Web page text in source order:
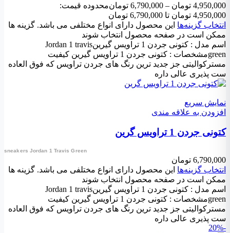
4,950,000 تومان –
6,790,000 تومانمحدوده قیمت:
4,950,000 تومان تا 6,790,000 تومان
انتخاب گزینه‌ها این محصول دارای انواع مختلفی می باشد. گزینه ها
ممکن است در صفحه محصول انتخاب شوند
اسم مدل : کتونی جردن 1 تراویس گیرینJordan 1 travis
greenمشخصات : کتونی جردن 1 تراویس گیرین کیفیت
مسترکوالیتی جز جدید ترین رنگ های جردن تراویس که فوق العاده
ست پذیری عالی داره
نمایش سریع
افزودن به علاقه مندی
کتونی جردن 1 تراویس گرین
sneakers Jordan 1 Travis Green
6,790,000 تومان
انتخاب گزینه‌ها این محصول دارای انواع مختلفی می باشد. گزینه ها
ممکن است در صفحه محصول انتخاب شوند
اسم مدل : کتونی جردن 1 تراویس گیرینJordan 1 travis
greenمشخصات : کتونی جردن 1 تراویس گیرین کیفیت
مسترکوالیتی جز جدید ترین رنگ های جردن تراویس که فوق العاده
ست پذیری عالی داره
-20%